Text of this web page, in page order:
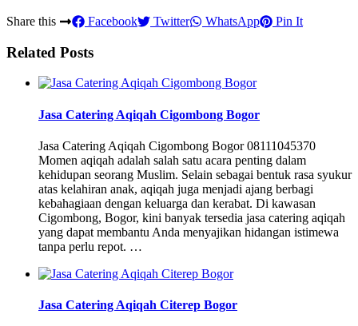
Share this Facebook Twitter WhatsApp Pin It
Related Posts
Jasa Catering Aqiqah Cigombong Bogor
Jasa Catering Aqiqah Cigombong Bogor 08111045370
Momen aqiqah adalah salah satu acara penting dalam
kehidupan seorang Muslim. Selain sebagai bentuk rasa syukur
atas kelahiran anak, aqiqah juga menjadi ajang berbagi
kebahagiaan dengan keluarga dan kerabat. Di kawasan
Cigombong, Bogor, kini banyak tersedia jasa catering aqiqah
yang dapat membantu Anda menyajikan hidangan istimewa
tanpa perlu repot. …
Jasa Catering Aqiqah Citerep Bogor